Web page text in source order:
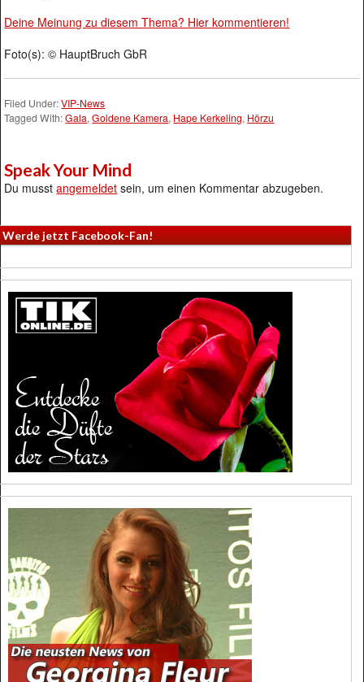
Deine Meinung zu diesem Thema? Hier kommentieren!
Foto(s): © HauptBruch GbR
Filed Under:VIP-News
Tagged With:Gala,Goldene Kamera, Hape Kerkeling, Hörzu
Speak Your Mind
Du musstangemeldet sein, um einen Kommentar abzugeben.
Werde jetzt Facebook-Fan!